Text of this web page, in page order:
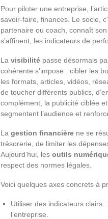
Pour piloter une entreprise,
savoir-faire, finances. Le socle,
partenaire ou coach, connaît
s’affinent, les indicateurs de
La visibilité passe désormais
cohérente s’impose : cibler les
les formats, articles, vidéos,
de toucher différents publics,
complément, la publicité ciblée
segmentent l’audience et
La gestion financière ne se
trésorerie, de limiter les
Aujourd’hui, les outils
respect des normes légales.
Voici quelques axes concrets à
Utiliser des indicateurs clairs
l’entreprise.